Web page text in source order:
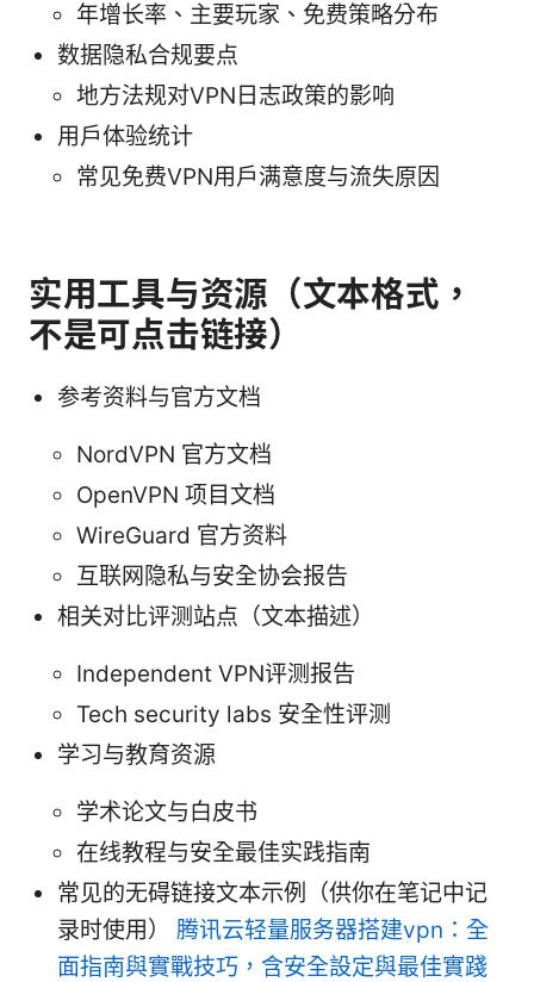
年增长率、主要玩家、免费策略分布
数据隐私合规要点
地方法规对VPN日志政策的影响
用户体验统计
常见免费VPN用户满意度与流失原因
实用工具与资源（文本格式，
不是可点击链接）
参考资料与官方文档
NordVPN 官方文档
OpenVPN 项目文档
WireGuard 官方资料
互联网隐私与安全协会报告
相关对比评测站点（文本描述）
Independent VPN评测报告
Tech security labs 安全性评测
学习与教育资源
学术论文与白皮书
在线教程与安全最佳实践指南
常见的无碍链接文本示例（供你在笔记中记
录时使用） 腾讯云轻量服务器搭建vpn：全
面指南與實戰技巧，含安全設定與最佳實踐